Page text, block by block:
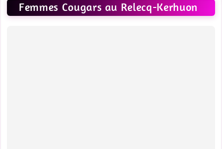
Femmes Cougars au Relecq-Kerhuon